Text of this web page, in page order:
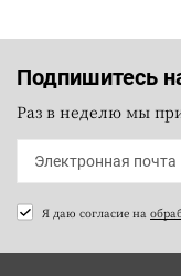
Подпишитесь
Раз в неделю мы
Я даю согласие на